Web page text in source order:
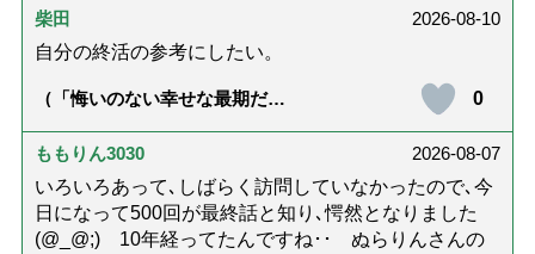
柴田
2026-08-10
自分の終活の参考にしたい。
（「悔いのない幸せな最期だっ
り返る母の在宅介護と看取り｜
幸せな在宅死のために医師が教
0
ももりん3030
2026-08-07
いろいろあって､しばらく訪問していなかったので､今
日になって500回が最終話と知り､愕然となりました
(@_@;) 10年経ってたんですね･･ ぬらりんさんの